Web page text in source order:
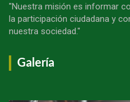
"Nuestra misión es informar
la participación ciudadana y
nuestra sociedad."
Galería